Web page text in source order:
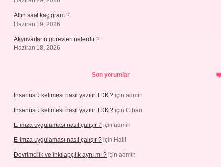
Altın saat kaç gram ?
Haziran 19, 2026
Akyuvarların görevleri nelerdir ?
Haziran 18, 2026
Son yorumlar
Insanüstü kelimesi nasıl yazılır TDK ? için admin
Insanüstü kelimesi nasıl yazılır TDK ? için Cihan
E-imza uygulaması nasıl çalışır ? için admin
E-imza uygulaması nasıl çalışır ? için Halil
Devrimcilik ve inkılapçılık aynı mı ? için admin